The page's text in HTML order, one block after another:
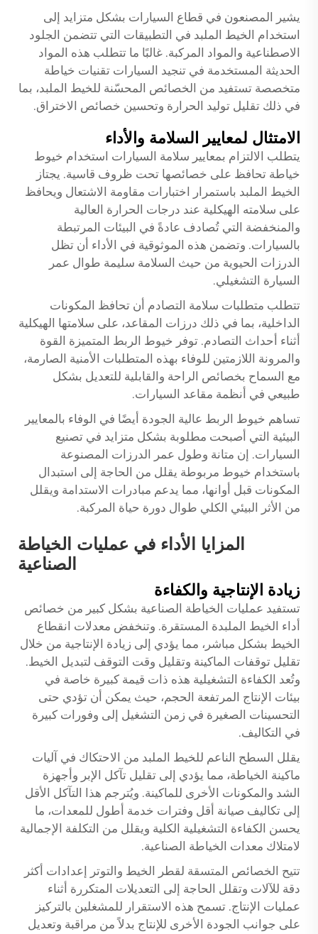
يشير المصنعون في قطاع السيارات بشكل متزايد إلى
استخدام الخيط الملبد في التطبيقات التي تتضمن الجلود
الاصطناعية والمواد المركبة. غالبًا ما تتطلب هذه المواد
الحديثة المستخدمة في تنجيد السيارات تقنيات خياطة
متخصصة تستفيد من الخصائص المحسّنة للخيط الملبد، بما
في ذلك تقليل توليد الحرارة وتحسين خصائص الاختراق.
الامتثال لمعايير السلامة والأداء
يتطلب الالتزام بمعايير سلامة السيارات استخدام خيوط
خياطة تحافظ على خصائصها تحت ظروف قاسية. يجتاز
الخيط الملبد باستمرار اختبارات مقاومة الاشتعال ويحافظ
على سلامته الهيكلية عند درجات الحرارة العالية
والمنخفضة التي تُصادف عادةً في البيئات المرتبطة
بالسيارات. وتضمن هذه الموثوقية في الأداء أن تظل
الدرزات الحيوية من حيث السلامة سليمة طوال عمر
السيارة التشغيلي.
تتطلب متطلبات سلامة التصادم أن تحافظ المكونات
الداخلية، بما في ذلك درزات المقاعد، على سلامتها الهيكلية
أثناء أحداث التصادم. توفر خيوط الربط المتميزة القوة
والمرونة اللازمتين للوفاء بهذه المتطلبات الأمنية الصارمة،
مع السماح بخصائص الراحة والقابلية للتعديل بشكل
طبيعي في أنظمة مقاعد السيارات.
تساهم خيوط الربط عالية الجودة أيضًا في الوفاء بالمعايير
البيئية التي أصبحت مطلوبة بشكل متزايد في تصنيع
السيارات. إن متانة وطول عمر الدرزات المصنوعة
باستخدام خيوط مربوطة يقلل من الحاجة إلى استبدال
المكونات قبل أوانها، مما يدعم مبادرات الاستدامة ويقلل
من الأثر البيئي الكلي طوال دورة حياة المركبة.
المزايا الأداء في عمليات الخياطة
الصناعية
زيادة الإنتاجية والكفاءة
تستفيد عمليات الخياطة الصناعية بشكل كبير من خصائص
أداء الخيط الملبدة المستقرة. وتنخفض معدلات انقطاع
الخيط بشكل مباشر، مما يؤدي إلى زيادة الإنتاجية من خلال
تقليل توقفات الماكينة وتقليل وقت التوقف لتبديل الخيط.
وتُعد الكفاءة التشغيلية هذه ذات قيمة كبيرة خاصة في
بيئات الإنتاج المرتفعة الحجم، حيث يمكن أن تؤدي حتى
التحسينات الصغيرة في زمن التشغيل إلى وفورات كبيرة
في التكاليف.
يقلل السطح الناعم للخيط الملبد من الاحتكاك في آليات
ماكينة الخياطة، مما يؤدي إلى تقليل تآكل الإبر وأجهزة
الشد والمكونات الأخرى للماكينة. ويُترجم هذا التآكل الأقل
إلى تكاليف صيانة أقل وفترات خدمة أطول للمعدات، ما
يحسن الكفاءة التشغيلية الكلية ويقلل من التكلفة الإجمالية
لامتلاك معدات الخياطة الصناعية.
تتيح الخصائص المتسقة لقطر الخيط والتوتر إعدادات أكثر
دقة للآلات وتقلل الحاجة إلى التعديلات المتكررة أثناء
عمليات الإنتاج. تسمح هذه الاستقرار للمشغلين بالتركيز
على جوانب الجودة الأخرى للإنتاج بدلاً من مراقبة وتعديل